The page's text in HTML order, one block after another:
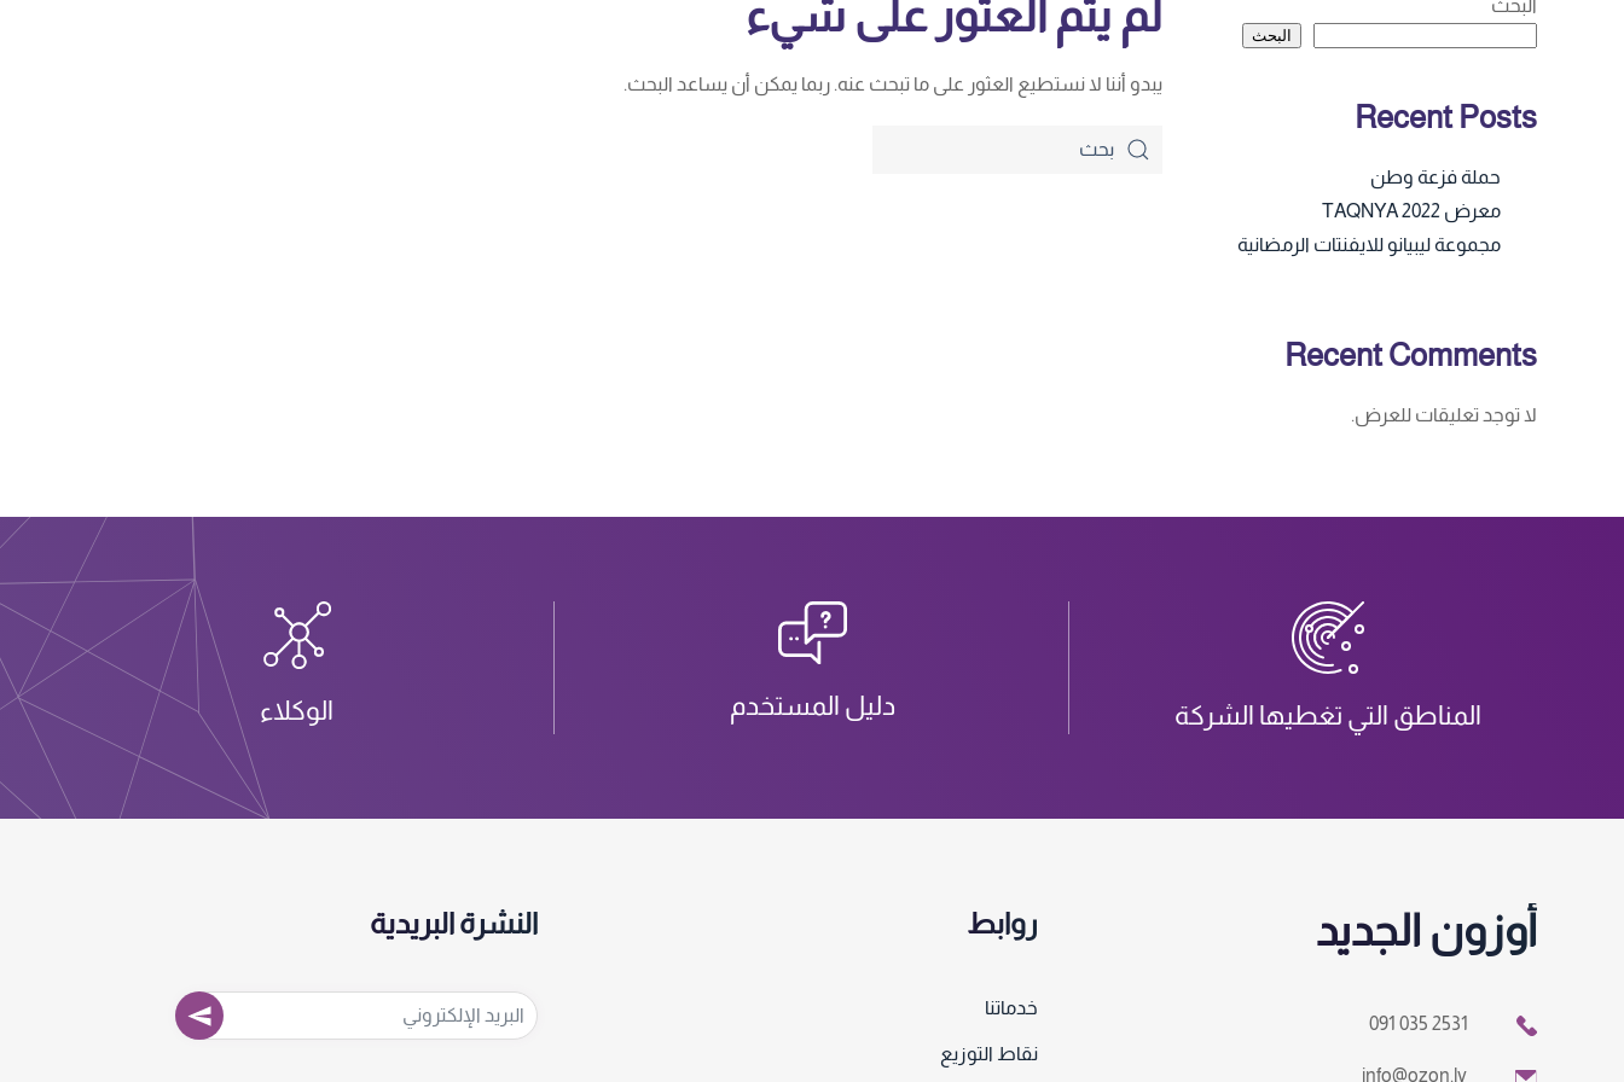
لم يتم العثور على شيء
يبدو أننا لا نستطيع العثور على ما تبحث عنه. ربما يمكن أن يساعد البحث.
البحث
البحث
Recent Posts
حملة فزعة وطن
معرض TAQNYA 2022
مجموعة ليبيانو للايفنتات الرمضانية
Recent Comments
لا توجد تعليقات للعرض.
المناطق التي تغطيها الشركة دليل المستخدم الوكلاء
أوزون الجديد
091 035 2531
info@ozon.ly
روابط
خدماتنا
نقاط التوزيع
النشرة البريدية